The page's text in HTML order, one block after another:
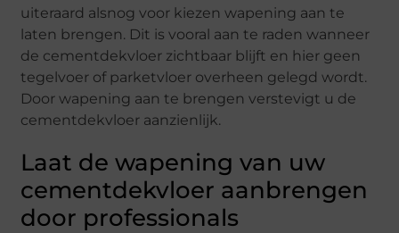
uiteraard alsnog voor kiezen wapening aan te
laten brengen. Dit is vooral aan te raden wanneer
de cementdekvloer zichtbaar blijft en hier geen
tegelvoer of parketvloer overheen gelegd wordt.
Door wapening aan te brengen verstevigt u de
cementdekvloer aanzienlijk.
Laat de wapening van uw
cementdekvloer aanbrengen
door professionals